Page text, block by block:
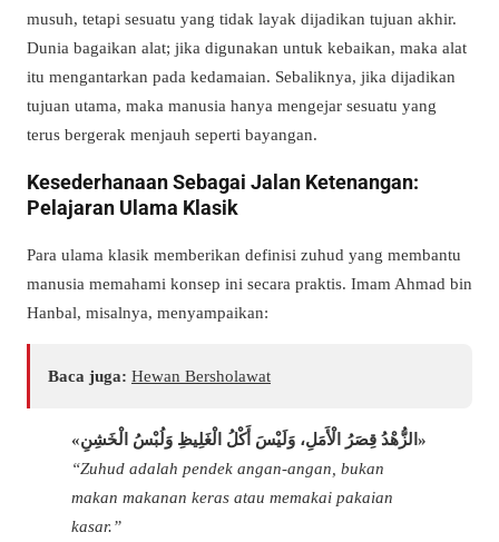
musuh, tetapi sesuatu yang tidak layak dijadikan tujuan akhir.
Dunia bagaikan alat; jika digunakan untuk kebaikan, maka alat
itu mengantarkan pada kedamaian. Sebaliknya, jika dijadikan
tujuan utama, maka manusia hanya mengejar sesuatu yang
terus bergerak menjauh seperti bayangan.
Kesederhanaan Sebagai Jalan Ketenangan:
Pelajaran Ulama Klasik
Para ulama klasik memberikan definisi zuhud yang membantu
manusia memahami konsep ini secara praktis. Imam Ahmad bin
Hanbal, misalnya, menyampaikan:
Baca juga: Hewan Bersholawat
«الزُّهْدُ قِصَرُ الْأَمَلِ، وَلَيْسَ أَكْلُ الْغَلِيظِ وَلُبْسُ الْخَشِنِ»
“Zuhud adalah pendek angan-angan, bukan
makan makanan keras atau memakai pakaian
kasar.”